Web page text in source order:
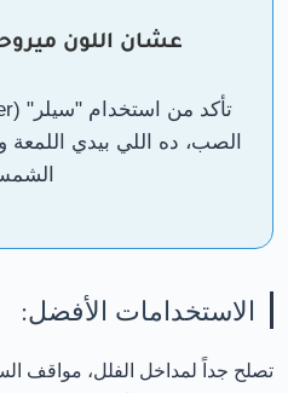
عشان اللون
الصب، ده اللي بيدي
الاستخدامات الأفضل:
تصلح جداً لمداخل الفلل، مواقف